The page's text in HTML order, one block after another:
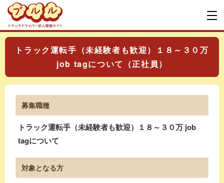
トラック運転手（未経験者も歓迎）１８～３０万
job tagについて（正社員）
募集職種
トラック運転手（未経験者も歓迎）１８～３０万 job
tagについて
対象となる方